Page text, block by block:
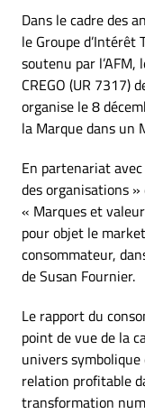
Dans le cadre des
le Groupe d’Intérêt
soutenu par
CREGO (UR 7317)
organise le 8
la Marque dans un
En partenariat
des organisations
« Marques et
pour objet le
consommateur,
de Susan Fournier.
Le rapport du
point de vue de la
univers
relation profitable
transformation